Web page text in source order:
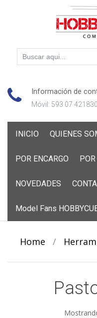
Información de
Móvil: 593 07
INICIO QUIENES
POR ENCARGO
NOVEDADES
Model Fans
Home /